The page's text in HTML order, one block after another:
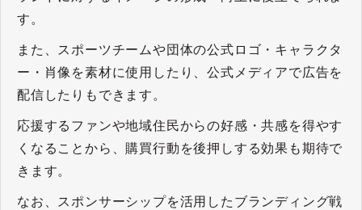
す。
また、スポーツチームや団体の公式ロゴ・キャラクタ
ー・肖像を素材に使用したり、公式メディアで広告を
配信したりもできます。
応援するファンや地域住民からの好感・共感を得やす
くなることから、購買行動を後押しする効果も期待で
きます。
なお、スポンサーシップを活用したブランディング戦